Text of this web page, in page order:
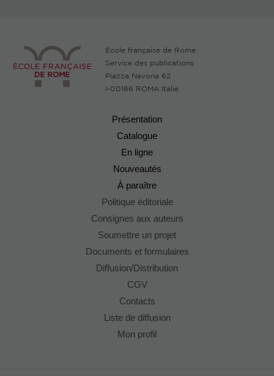
École française de Rome
Service des publications
Piazza Navona 62
I-00186 ROMA Italie
Présentation
Catalogue
En ligne
Nouveautés
À paraître
Politique éditoriale
Consignes aux auteurs
Soumettre un projet
Documents et formulaires
Diffusion/Distribution
CGV
Contacts
Liste de diffusion
Mon profil